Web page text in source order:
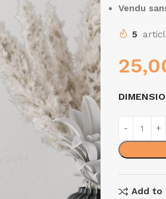
Vendu
5
Add to